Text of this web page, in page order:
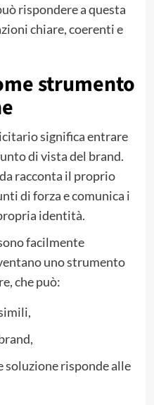
rispondere a questa
chiare, coerenti e
strumento
significa entrare
di vista del brand.
racconta il proprio
di forza e comunica i
identità.
facilmente
uno strumento
che può:
soluzione risponde alle